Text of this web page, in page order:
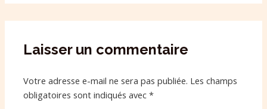
Laisser un commentaire
Votre adresse e-mail ne sera pas publiée. Les champs
obligatoires sont indiqués avec*